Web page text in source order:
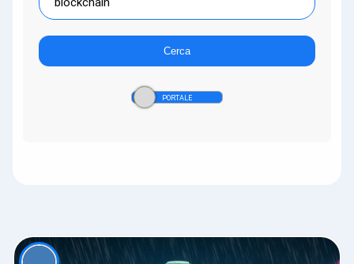
Cerca